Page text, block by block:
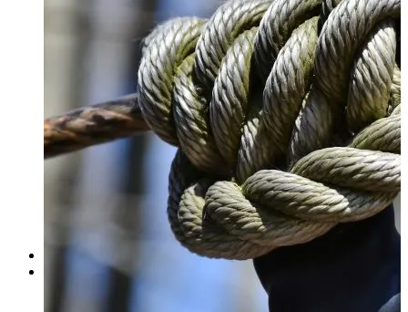
İstatistik
3.Sınıf
4.Sınıf
İşletme Bölümü
1.Sınıf
İşletme İlkeleri
Davranış Bilimleri
2.Sınıf
İstatistik
Mikro İktisat
Makro İktisat
Kamu Yönetimi Bölümü
Fakülteler
Çalışma Odaları